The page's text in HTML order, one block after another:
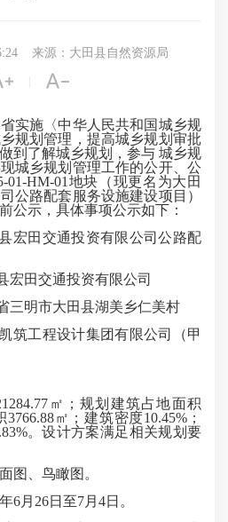
来源：大田县自然资源局

施〈中华人民共和国城乡规
规划管理，提高城乡规划审批
到了解城乡规划，参与 城乡规
城乡规划管理工作的公开、公
01-HM-01地块（现更名为大田
公路配套服务设施建设项目）
公示，具体事项公示如下：
田交通投资有限公司公路配
田交通投资有限公司
明市大田县湖美乡仁美村
工程设计集团有限公司（甲
㎡；规划建筑占地面积
㎡；建筑密度10.45%；
。设计方案满足相关规划要
、鸟瞰图。
月26日至7月4日。